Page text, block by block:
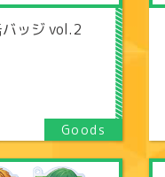
ッジ vol.2